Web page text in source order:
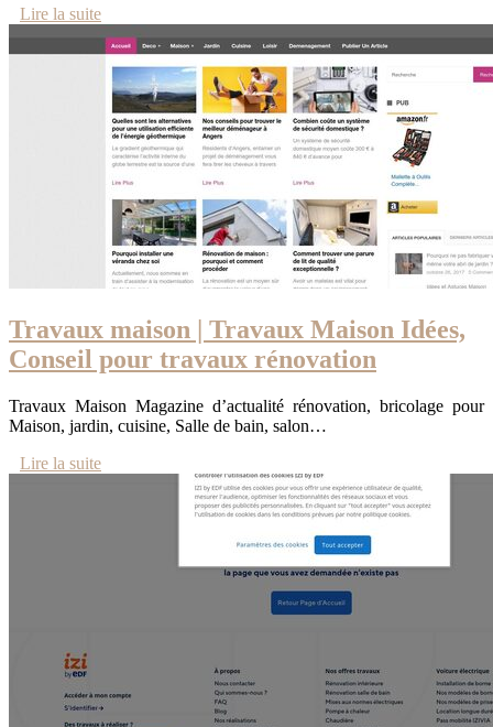
Lire la suite
Travaux maison | Travaux Maison Idées,
Conseil pour travaux rénovation
Travaux Maison Magazine d’actualité rénovation, bricolage pour
Maison, jardin, cuisine, Salle de bain, salon…
Lire la suite